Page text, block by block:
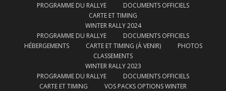
PROGRAMME DU RALLYE
DOCUMENTS OFFICIELS
CARTE ET TIMING
WINTER RALLY 2024
PROGRAMME DU RALLYE
DOCUMENTS OFFICIELS
HÉBERGEMENTS
CARTE ET TIMING (À VENIR)
PHOTOS
CLASSEMENTS
WINTER RALLY 2023
PROGRAMME DU RALLYE
DOCUMENTS OFFICIELS
CARTE ET TIMING
VOS PACKS OPTIONS WINTER